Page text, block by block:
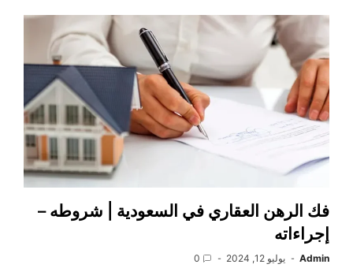
فك الرهن العقاري في السعودية | شروطه –
إجراءاته
Admin يوليو 12, 2024 0